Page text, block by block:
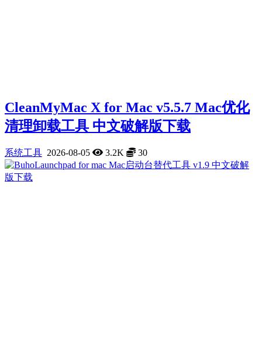
CleanMyMac X for Mac v5.5.7 Mac优化
清理卸载工具 中文破解版下载
系统工具 2026-08-05 3.2K 30